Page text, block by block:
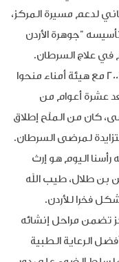
لدعم مسيرة المركز،
"جوهرة الأردن
في علاج السرطان.
وقالت سموها إن مهمة المركز بدأت عام 2001 مع هيئة أمناء منحوا
عشرة أعوام من
كان من الملّح إطلاق
لمرضى السرطان.
اليوم هو إرث
بن طلال، طيب الله
فخرا للأردن.
تضمن مراحل إنشائه
الرعاية الطبية